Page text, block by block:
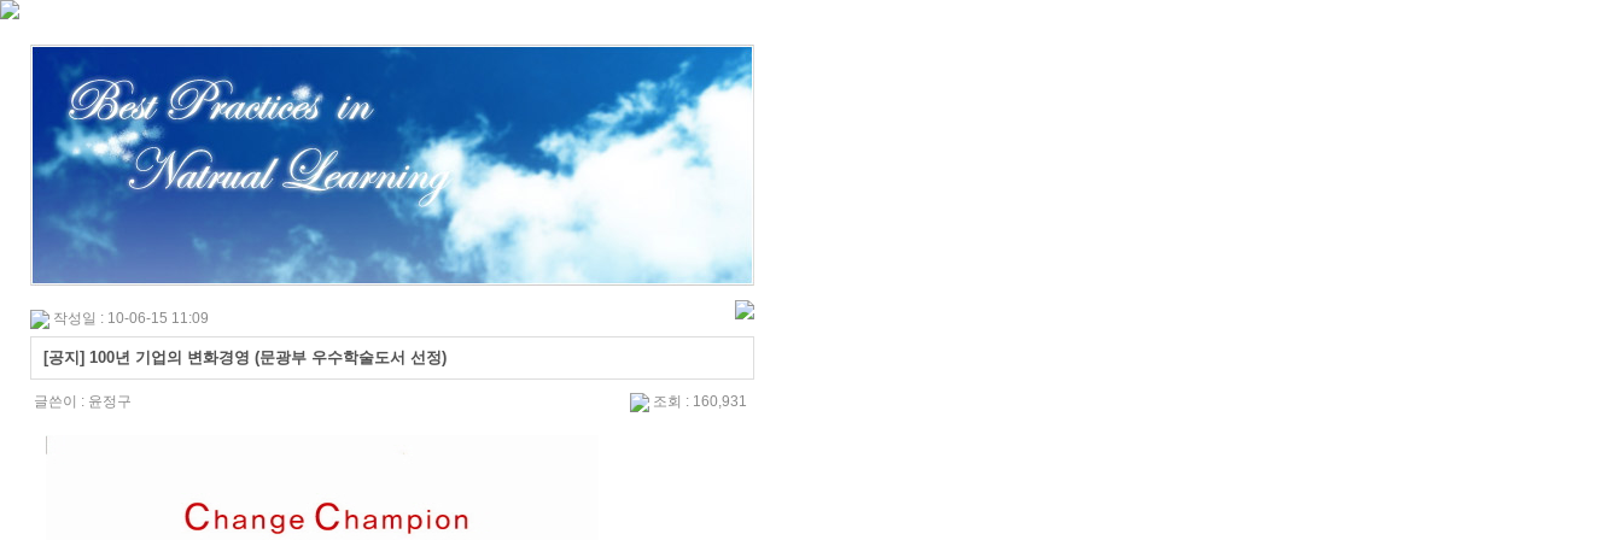
작성일 : 10-06-15 11:09
[공지] 100년 기업의 변화경영 (문광부 우수학술도서 선정)
글쓴이 : 윤정구 조회 : 160,931